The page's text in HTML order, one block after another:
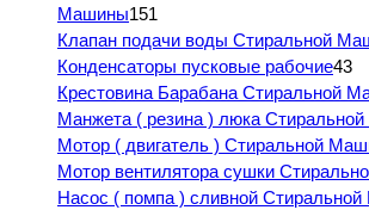
Машины151
Клапан подачи воды Стиральной
Конденсаторы пусковые рабочие43
Крестовина Барабана Стиральной
Манжета ( резина ) люка
Мотор ( двигатель ) Стиральной
Мотор вентилятора сушки
Насос ( помпа ) сливной